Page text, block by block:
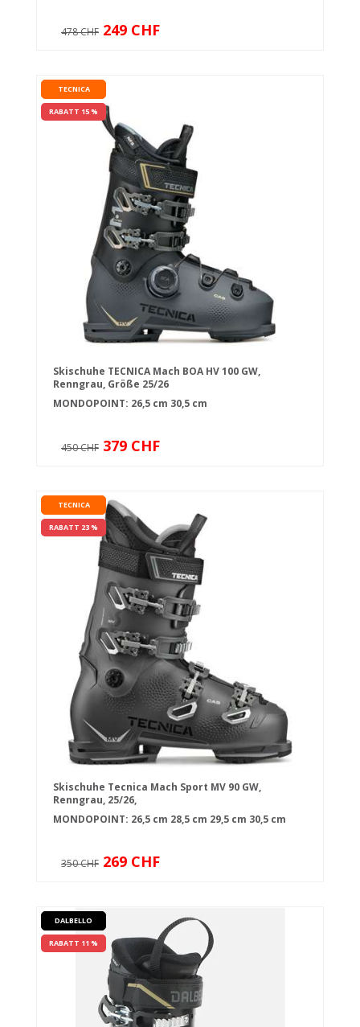
478 CHF 249 CHF
TECNICA
RABATT 15 %
Skischuhe TECNICA Mach BOA HV 100 GW,
Renngrau, Größe 25/26
MONDOPOINT: 26,5 cm 30,5 cm
450 CHF 379 CHF
TECNICA
RABATT 23 %
Skischuhe Tecnica Mach Sport MV 90 GW,
Renngrau, 25/26,
MONDOPOINT: 26,5 cm 28,5 cm 29,5 cm 30,5 cm
350 CHF 269 CHF
DALBELLO
RABATT 11 %